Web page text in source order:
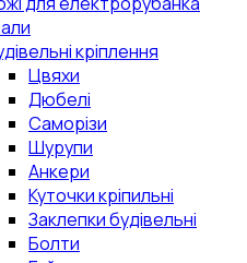
кріплення
Цвяхи
Дюбелі
Саморізи
Шурупи
Анкери
Куточки кріпильні
Заклепки будівельні
Болти